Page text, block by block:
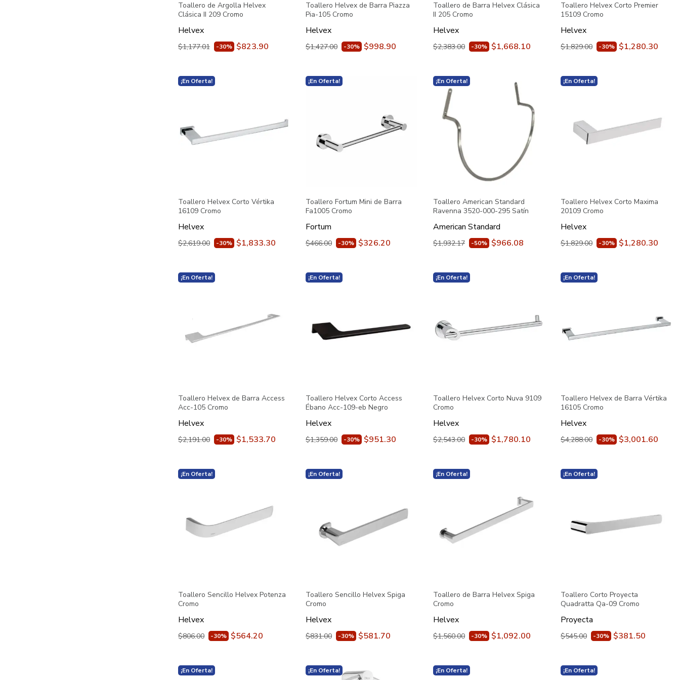
Toallero de Argolla Helvex
Clásica II 209 Cromo
Helvex
$1,177.01 -30% $823.90
Toallero Helvex de Barra Piazza
Pia-105 Cromo
Helvex
$1,427.00 -30% $998.90
Toallero de Barra Helvex Clásica
II 205 Cromo
Helvex
$2,383.00 -30% $1,668.10
Toallero Helvex Corto Premier
15109 Cromo
Helvex
$1,829.00 -30% $1,280.30
¡En Oferta!
Toallero Helvex Corto Vértika
16109 Cromo
Helvex
$2,619.00 -30% $1,833.30
¡En Oferta!
Toallero Fortum Mini de Barra
Fa1005 Cromo
Fortum
$466.00 -30% $326.20
¡En Oferta!
Toallero American Standard
Ravenna 3520-000-295 Satín
American Standard
$1,932.17 -50% $966.08
¡En Oferta!
Toallero Helvex Corto Maxima
20109 Cromo
Helvex
$1,829.00 -30% $1,280.30
¡En Oferta!
Toallero Helvex de Barra Access
Acc-105 Cromo
Helvex
$2,191.00 -30% $1,533.70
¡En Oferta!
Toallero Helvex Corto Access
Ébano Acc-109-eb Negro
Helvex
$1,359.00 -30% $951.30
¡En Oferta!
Toallero Helvex Corto Nuva 9109
Cromo
Helvex
$2,543.00 -30% $1,780.10
¡En Oferta!
Toallero Helvex de Barra Vértika
16105 Cromo
Helvex
$4,288.00 -30% $3,001.60
¡En Oferta!
Toallero Sencillo Helvex Potenza
Cromo
Helvex
$806.00 -30% $564.20
¡En Oferta!
Toallero Sencillo Helvex Spiga
Cromo
Helvex
$831.00 -30% $581.70
¡En Oferta!
Toallero de Barra Helvex Spiga
Cromo
Helvex
$1,560.00 -30% $1,092.00
¡En Oferta!
Toallero Corto Proyecta
Quadratta Qa-09 Cromo
Proyecta
$545.00 -30% $381.50
¡En Oferta! ¡En Oferta! ¡En Oferta! ¡En Oferta!